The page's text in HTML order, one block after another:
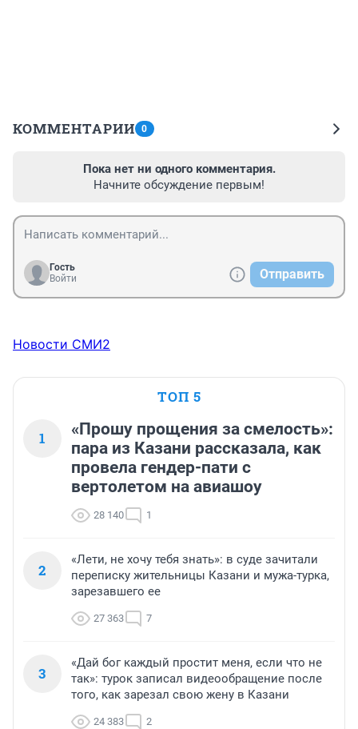
КОММЕНТАРИИ 0
Пока нет ни одного комментария.
Начните обсуждение первым!
Гость
Войти
Отправить
Новости СМИ2
ТОП 5
1
«Прошу прощения за смелость»:
пара из Казани рассказала, как
провела гендер-пати с
вертолетом на авиашоу
28 140 1
2
«Лети, не хочу тебя знать»: в суде зачитали
переписку жительницы Казани и мужа-турка,
зарезавшего ее
27 363 7
3
«Дай бог каждый простит меня, если что не
так»: турок записал видеообращение после
того, как зарезал свою жену в Казани
24 383 2